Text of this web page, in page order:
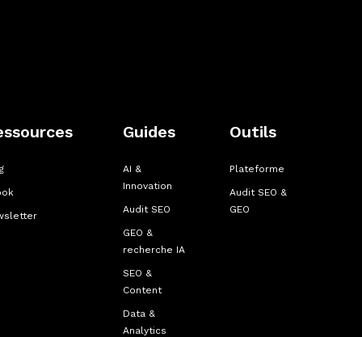
Guides
AI &
Innovation
Audit SEO
GEO &
recherche IA
SEO &
Content
Data &
Analytics
Outils
Plateforme
Audit SEO &
GEO